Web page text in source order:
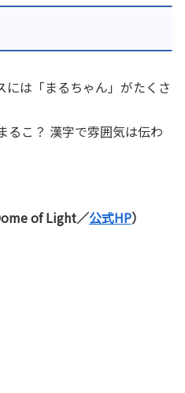
には「まるちゃん」がたくさ
るこ？ 漢字で雰囲気は伝わ
of Light／公式HP）